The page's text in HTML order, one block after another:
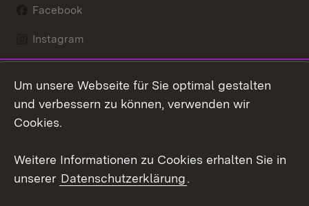
Facebook
Instagram
Mastodon
Youtube
Kontakt
Datenschutz
Um unsere Webseite für Sie optimal gestalten
und verbessern zu können, verwenden wir
Cookies.
Weitere Informationen zu Cookies erhalten Sie in
unserer Datenschutzerklärung.